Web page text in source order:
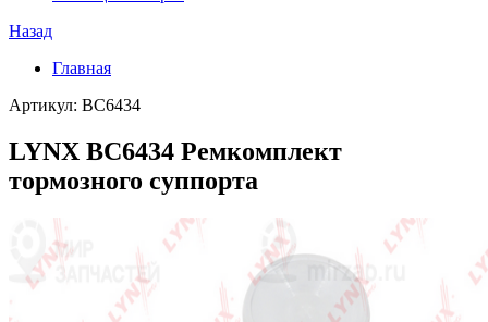
Назад
Главная
Артикул: BC6434
LYNX BC6434 Ремкомплект
тормозного суппорта